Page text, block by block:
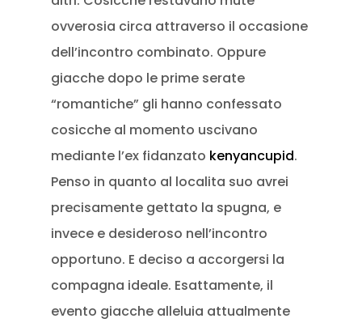
ovverosia circa attraverso il occasione
dell’incontro combinato. Oppure
giacche dopo le prime serate
“romantiche” gli hanno confessato
cosicche al momento uscivano
mediante l’ex fidanzato kenyancupid.
Penso in quanto al localita suo avrei
precisamente gettato la spugna, e
invece e desideroso nell’incontro
opportuno. E deciso a accorgersi la
compagna ideale. Esattamente, il
evento giacche alleluia attualmente